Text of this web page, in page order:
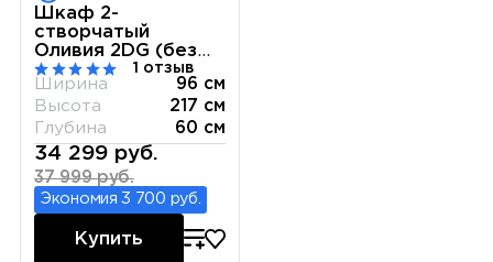
Шкаф 2-
створчатый
Оливия 2DG (без
комплекта полок)
1 отзыв
Ширина
96 см
Высота
217 см
Глубина
60 см
34 299 руб.
37 999 руб.
Экономия 3 700 руб.
Купить